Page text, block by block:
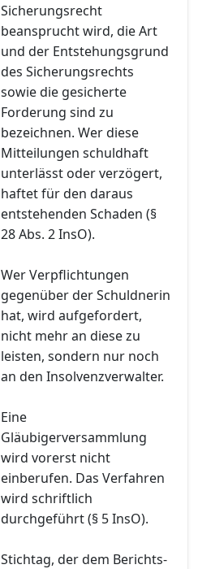
Sicherungsrecht
beansprucht wird, die Art
und der Entstehungsgrund
des Sicherungsrechts
sowie die gesicherte
Forderung sind zu
bezeichnen. Wer diese
Mitteilungen schuldhaft
unterlässt oder verzögert,
haftet für den daraus
entstehenden Schaden (§
28 Abs. 2 InsO).
Wer Verpflichtungen
gegenüber der Schuldnerin
hat, wird aufgefordert,
nicht mehr an diese zu
leisten, sondern nur noch
an den Insolvenzverwalter.
Eine
Gläubigerversammlung
wird vorerst nicht
einberufen. Das Verfahren
wird schriftlich
durchgeführt (§ 5 InsO).
Stichtag, der dem Berichts-